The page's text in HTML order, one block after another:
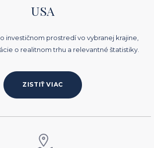
USA
investičnom prostredí vo vybranej krajine,
o realitnom trhu a relevantné štatistiky.
ZISTIŤ VIAC